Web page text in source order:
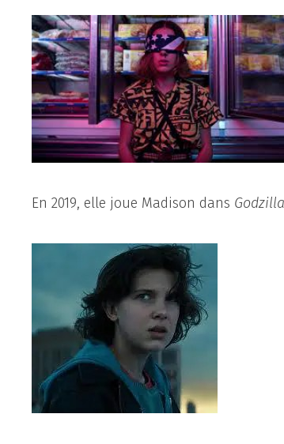
En 2019, elle joue Madison dans